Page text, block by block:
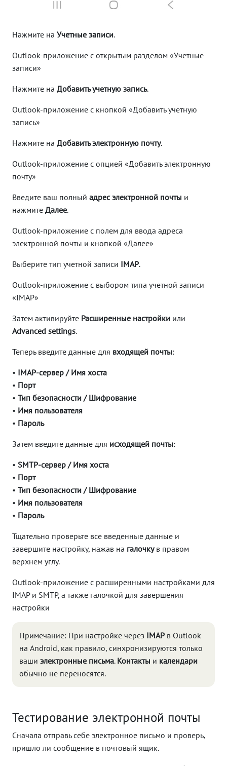
Нажмите на Учетные записи.
Outlook-приложение с открытым разделом «Учетные
записи»
Нажмите на Добавить учетную запись.
Outlook-приложение с кнопкой «Добавить учетную
запись»
Нажмите на Добавить электронную почту.
Outlook-приложение с опцией «Добавить электронную
почту»
Введите ваш полный адрес электронной почты и
нажмите Далее.
Outlook-приложение с полем для ввода адреса
электронной почты и кнопкой «Далее»
Выберите тип учетной записи IMAP.
Outlook-приложение с выбором типа учетной записи
«IMAP»
Затем активируйте Расширенные настройки или
Advanced settings.
Теперь введите данные для входящей почты:
• IMAP-сервер / Имя хоста
• Порт
• Тип безопасности / Шифрование
• Имя пользователя
• Пароль
Затем введите данные для исходящей почты:
• SMTP-сервер / Имя хоста
• Порт
• Тип безопасности / Шифрование
• Имя пользователя
• Пароль
Тщательно проверьте все введенные данные и
завершите настройку, нажав на галочкув правом
верхнем углу.
Outlook-приложение с расширенными настройками для
IMAP и SMTP, а также галочкой для завершения
настройки
Примечание: При настройке через IMAP в Outlook
на Android, как правило, синхронизируются только
ваши электронные письма. Контакты и календари
обычно не переносятся.
Тестирование электронной почты
Сначала отправь себе электронное письмо и проверь,
пришло ли сообщение в почтовый ящик.